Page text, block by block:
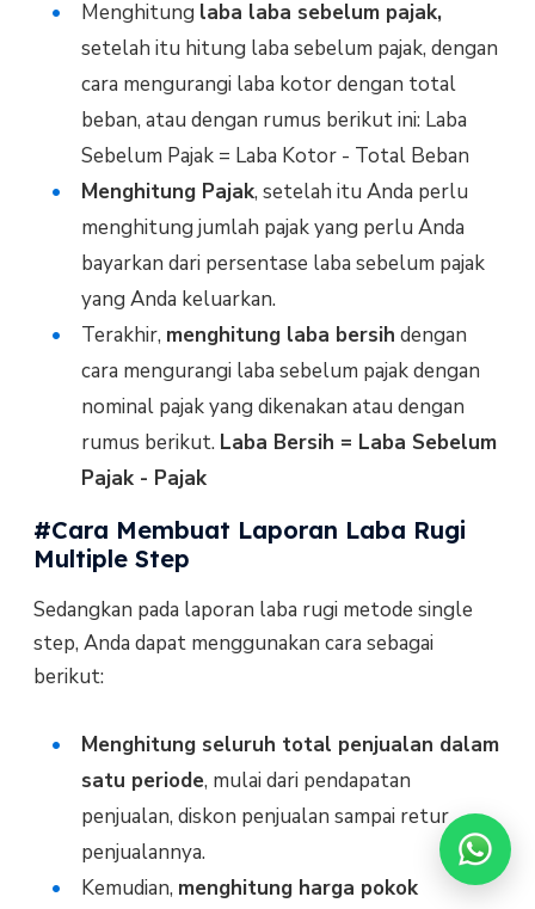
Menghitung laba laba sebelum pajak,
setelah itu hitung laba sebelum pajak, dengan
cara mengurangi laba kotor dengan total
beban, atau dengan rumus berikut ini: Laba
Sebelum Pajak = Laba Kotor - Total Beban
Menghitung Pajak, setelah itu Anda perlu
menghitung jumlah pajak yang perlu Anda
bayarkan dari persentase laba sebelum pajak
yang Anda keluarkan.
Terakhir, menghitung laba bersih dengan
cara mengurangi laba sebelum pajak dengan
nominal pajak yang dikenakan atau dengan
rumus berikut. Laba Bersih = Laba Sebelum
Pajak - Pajak
#Cara Membuat Laporan Laba Rugi
Multiple Step
Sedangkan pada laporan laba rugi metode single
step, Anda dapat menggunakan cara sebagai
berikut:
Menghitung seluruh total penjualan dalam
satu periode, mulai dari pendapatan
penjualan, diskon penjualan sampai retur
penjualannya.
Kemudian, menghitung harga pokok